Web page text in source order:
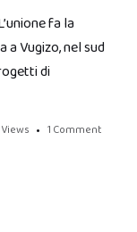
fa la
Vugizo, nel sud
di
Views 1 Comment